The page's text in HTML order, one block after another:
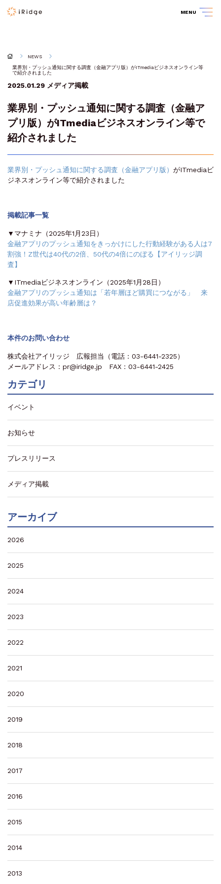
MENU
NEWS
業界別・プッシュ通知に関する調査（金融アプリ版）がITmediaビジネスオンライン等
で紹介されました
2025.01.29 メディア掲載
業界別・プッシュ通知に関する調査（金融ア
プリ版）がITmediaビジネスオンライン等で
紹介されました
業界別・プッシュ通知に関する調査（金融アプリ版） がITmediaビ
ジネスオンライン等で紹介されました
掲載記事一覧
▼マナミナ（2025年1月23日）
金融アプリのプッシュ通知をきっかけにした行動経験がある人は7
割強！Z世代は40代の2倍、50代の4倍にのぼる【アイリッジ調
査】
▼ITmediaビジネスオンライン（2025年1月28日）
金融アプリのプッシュ通知は「若年層ほど購買につながる」 来
店促進効果が高い年齢層は？
本件のお問い合わせ
株式会社アイリッジ 広報担当（電話：03-6441-2325）
メールアドレス：pr@iridge.jp FAX：03-6441-2425
カテゴリ
イベント
お知らせ
プレスリリース
メディア掲載
アーカイブ
2026
2025
2024
2023
2022
2021
2020
2019
2018
2017
2016
2015
2014
2013